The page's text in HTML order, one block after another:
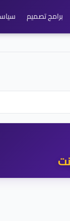
برامج تصميم